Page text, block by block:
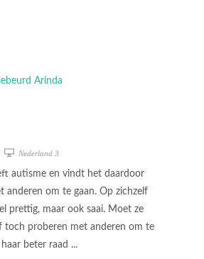
Nederland 3
autisme en vindt het daardoor
anderen om te gaan. Op zichzelf
prettig, maar ook saai. Moet ze
toch proberen met anderen om te
beter raad ...